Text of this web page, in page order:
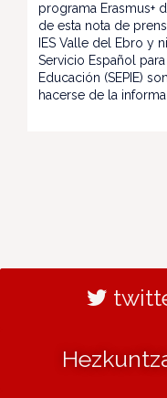
programa Erasmus+
de esta nota de
IES Valle del Ebro y
Servicio Español
Educación (SEPIE)
hacerse de la